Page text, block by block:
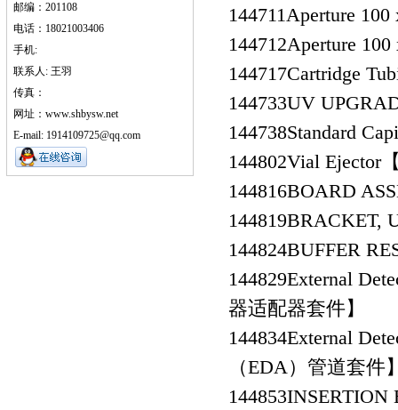
邮编：201108
电话：18021003406
手机:
联系人: 王羽
传真：
网址：www.shbysw.net
E-mail: 1914109725@qq.com
144711Aperture
144712Aperture
144717Cartridge
144733UV
144738Standard
144802Vial Ejector
144816BOARD
144819BRACKET,
144824BUFFER
144829External
器适配器套件】
144834External
（EDA）管道套件
144853INSERTION